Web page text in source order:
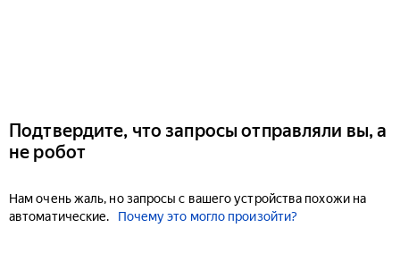
Подтвердите, что запросы отправляли вы, а
не робот
Нам очень жаль, но запросы с вашего устройства похожи на
автоматические.
Почему это могло произойти?